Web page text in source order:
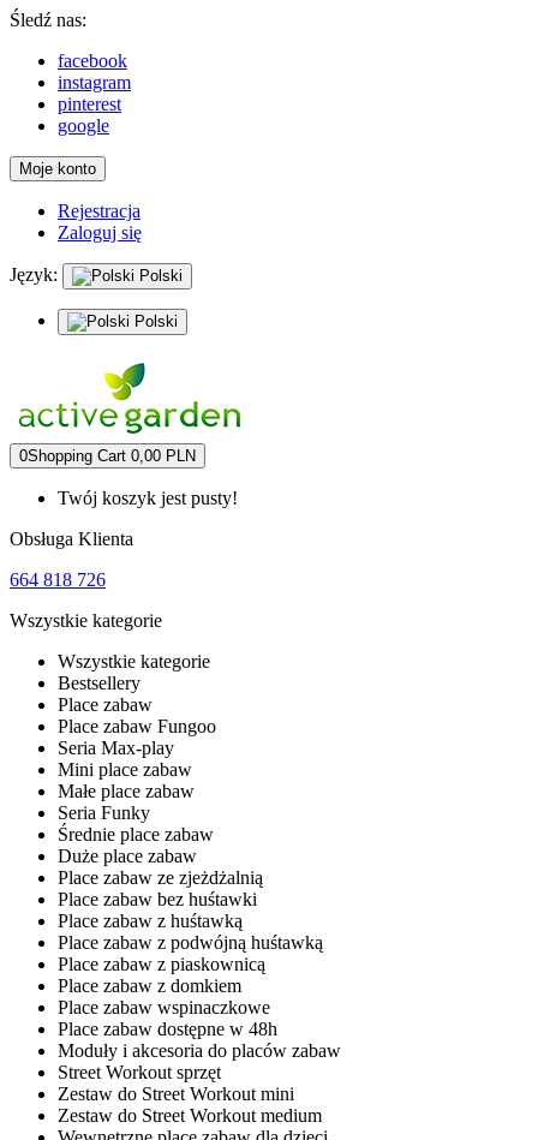
Śledź nas:
facebook
instagram
pinterest
google
Moje konto
Rejestracja
Zaloguj się
Język: Polski
Polski
0Shopping Cart 0,00 PLN
Twój koszyk jest pusty!
Obsługa Klienta
664 818 726
Wszystkie kategorie
Wszystkie kategorie
Bestsellery
Place zabaw
Place zabaw Fungoo
Seria Max-play
Mini place zabaw
Małe place zabaw
Seria Funky
Średnie place zabaw
Duże place zabaw
Place zabaw ze zjeżdżalnią
Place zabaw bez huśtawki
Place zabaw z huśtawką
Place zabaw z podwójną huśtawką
Place zabaw z piaskownicą
Place zabaw z domkiem
Place zabaw wspinaczkowe
Place zabaw dostępne w 48h
Moduły i akcesoria do placów zabaw
Street Workout sprzęt
Zestaw do Street Workout mini
Zestaw do Street Workout medium